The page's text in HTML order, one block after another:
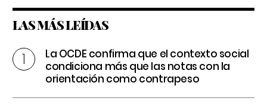
LAS MÁS LEÍDAS
La OCDE confirma que el contexto social
condiciona más que las notas con la
orientación como contrapeso